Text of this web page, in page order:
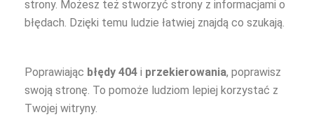
strony. Możesz też stworzyć strony z informacjami o
błędach. Dzięki temu ludzie łatwiej znajdą co szukają.
Poprawiając błędy 404i przekierowania, poprawisz
swoją stronę. To pomoże ludziom lepiej korzystać z
Twojej witryny.